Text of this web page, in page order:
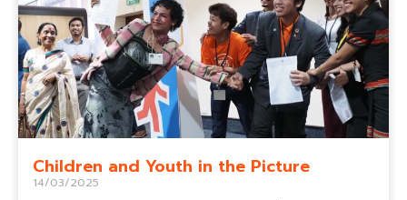
Children and Youth in the Picture
14/03/2025